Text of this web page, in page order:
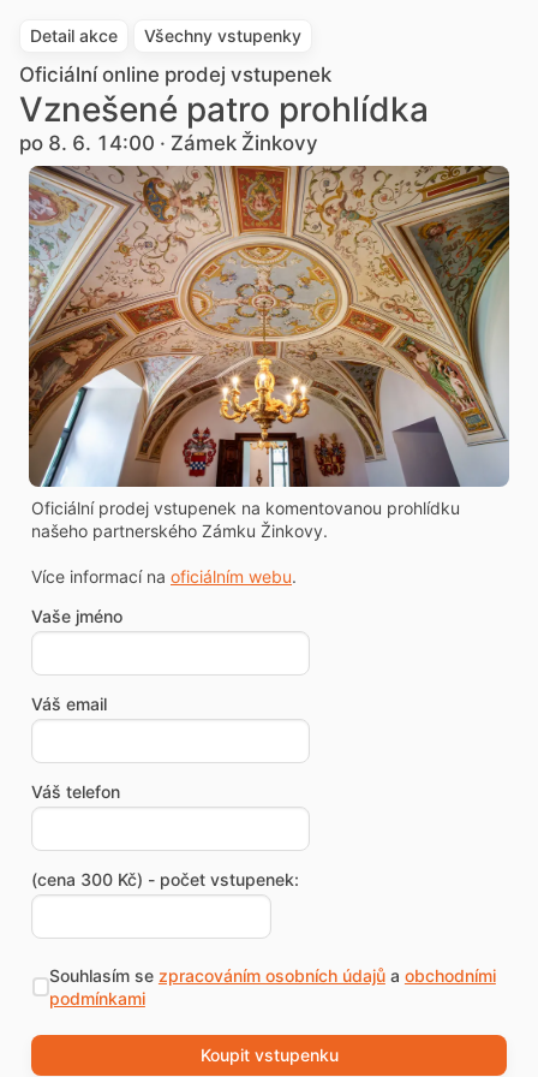
Detail akce Všechny vstupenky
Oficiální online prodej vstupenek
Vznešené patro prohlídka
po 8. 6. 14:00 · Zámek Žinkovy
Oficiální prodej vstupenek na komentovanou prohlídku
našeho partnerského Zámku Žinkovy.
Více informací na oficiálním webu.
Vaše jméno
Váš email
Váš telefon
(cena 300 Kč) - počet vstupenek:
Souhlasím se zpracováním osobních údajůa obchodními
podmínkami
Koupit vstupenku